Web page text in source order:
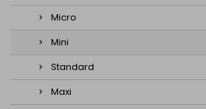
Micro
Mini
Standard
Maxi